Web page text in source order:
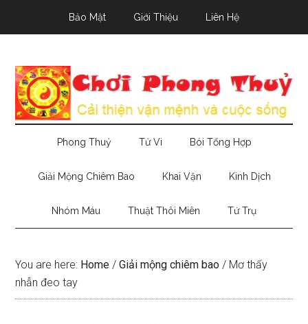
Bảo Mật Giới Thiệu Liên Hệ
Phong Thuỷ Tử Vi Bói Tổng Hợp
Giải Mộng Chiêm Bao Khai Vận Kinh Dịch
Nhóm Máu Thuật Thôi Miên Tứ Trụ
You are here: Home / Giải mộng chiêm bao / Mơ thấy
nhẫn đeo tay